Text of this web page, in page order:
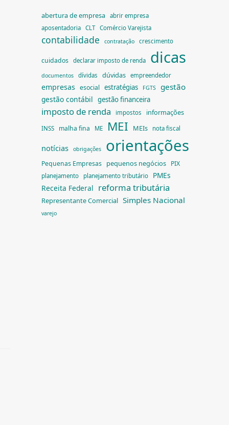
abertura de empresa
abrir empresa
aposentadoria
CLT Comércio Varejista
contabilidade contratação crescimento
cuidados declarar imposto de renda dicas
documentos dívidas dúvidas empreendedor
empresas esocial estratégias FGTS gestão
gestão contábil gestão financeira
imposto de renda impostos informações
INSS malha fina ME MEI MEIs nota fiscal
notícias obrigações orientações
Pequenas Empresas pequenos negócios PIX
planejamento planejamento tributário
PMEs
Receita Federal reforma tributária
Representante Comercial Simples Nacional
varejo